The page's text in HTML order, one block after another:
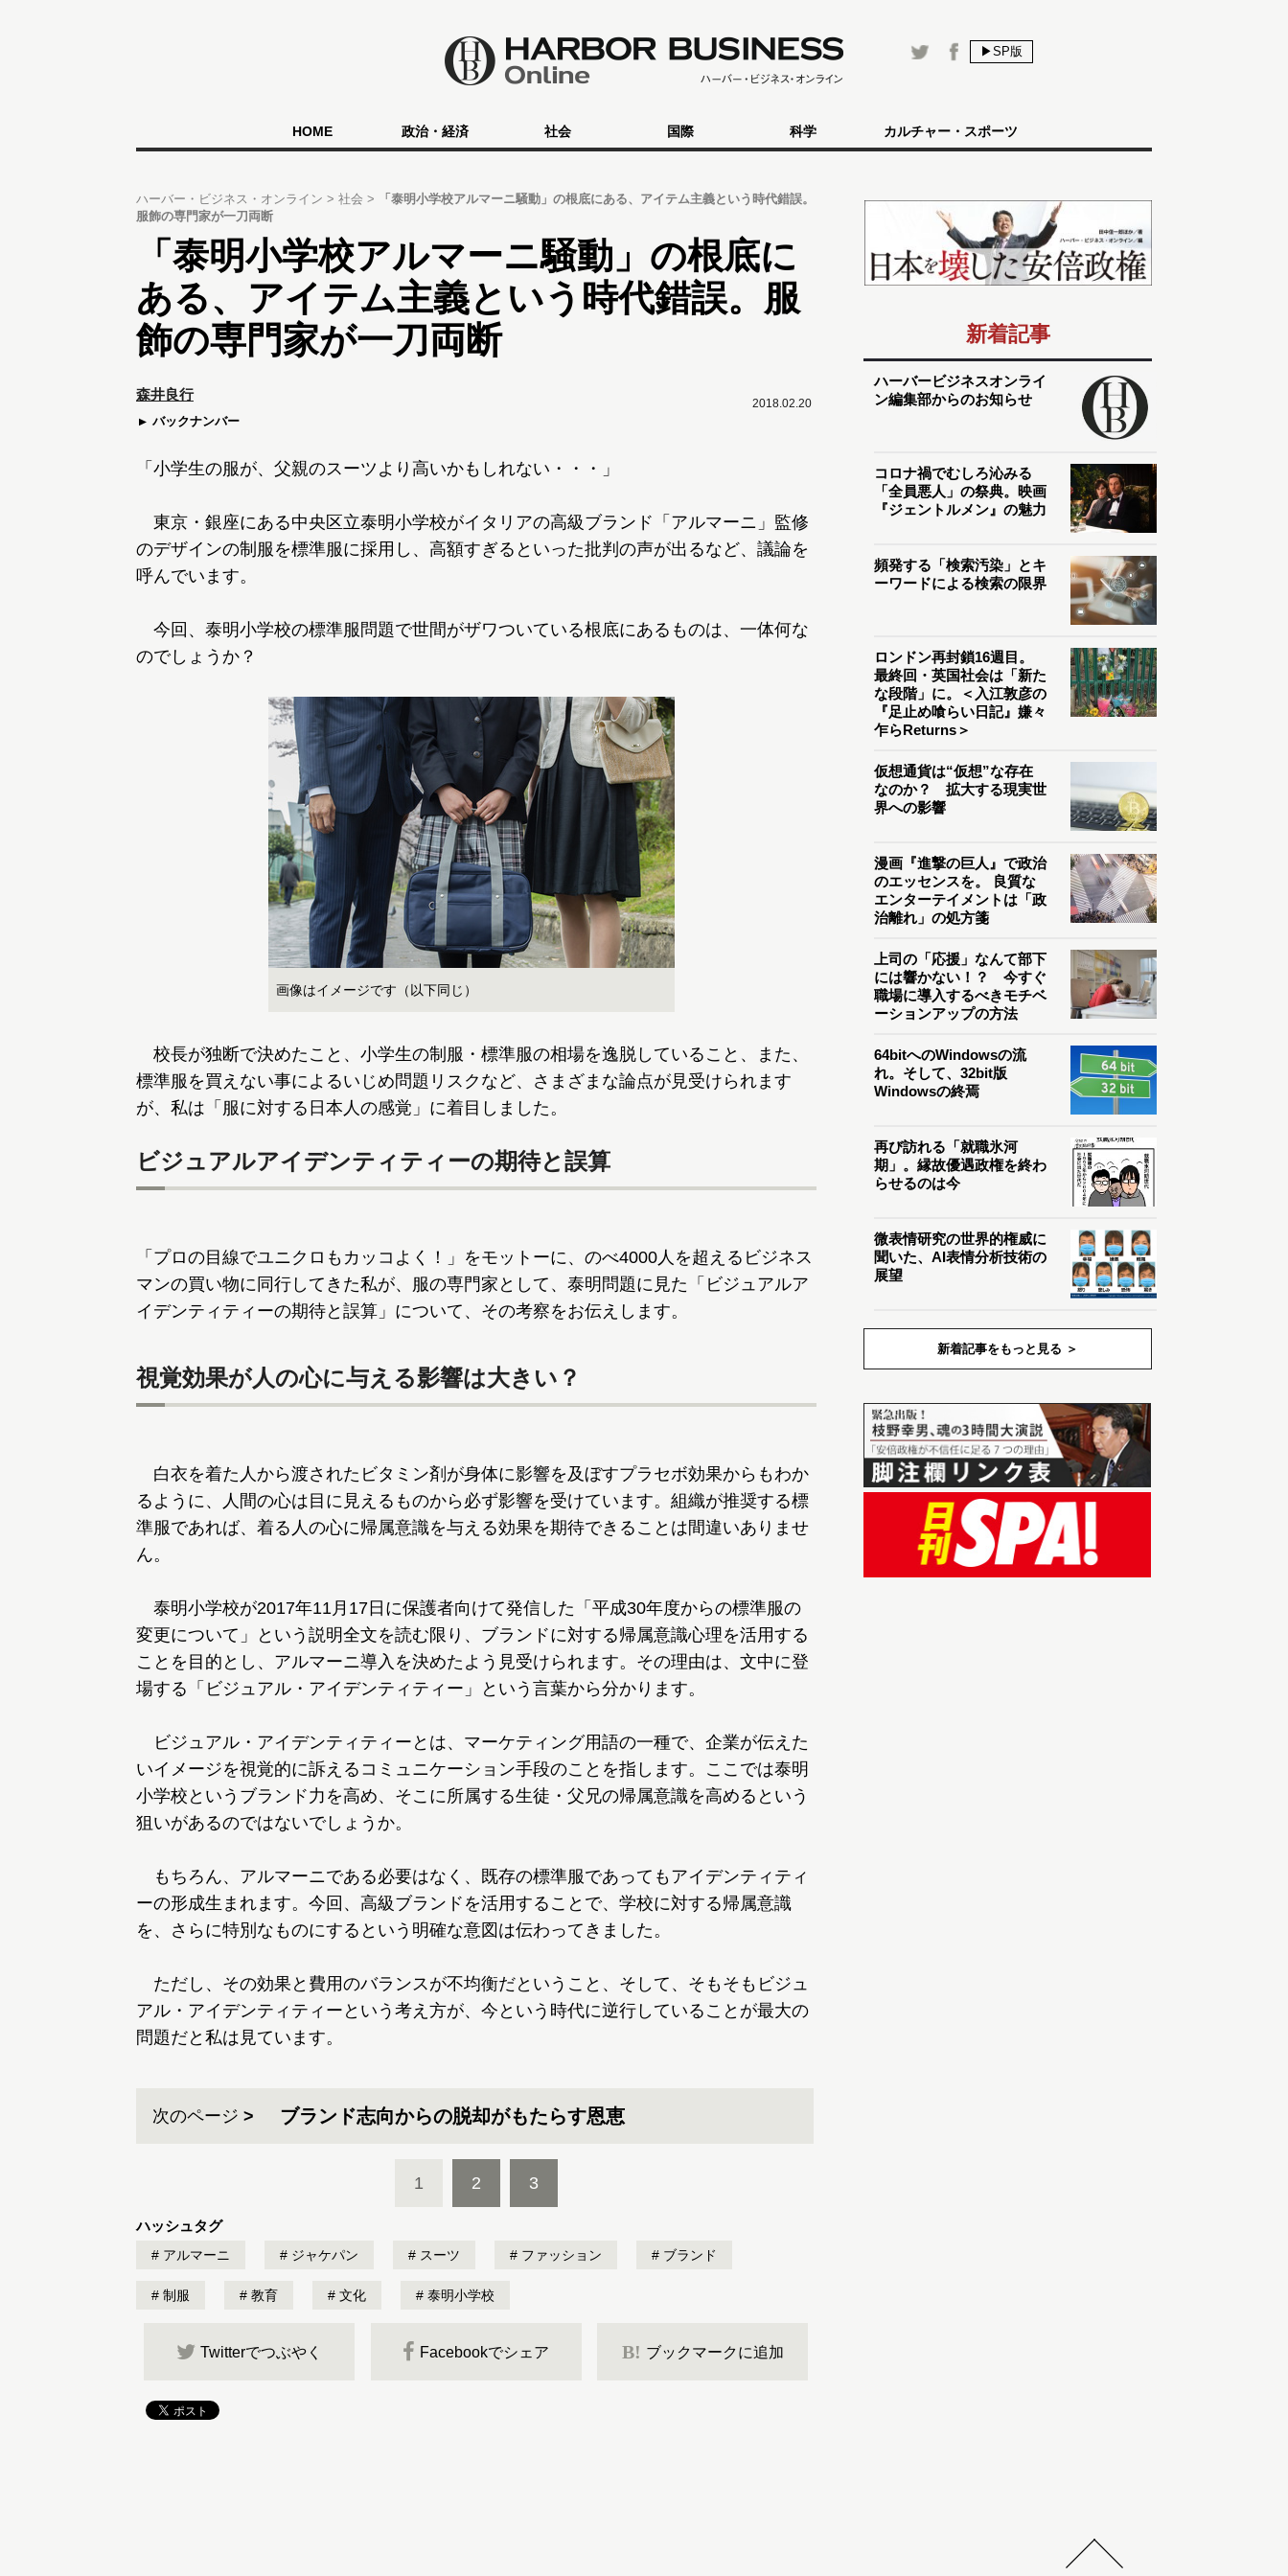
▶SP版
HOME 政治・経済 社会 国際 科学 カルチャー・スポーツ
ハーバー・ビジネス・オンライン 社会
「泰明小学校アルマーニ騒動」の根底にある、アイテム主義という時代錯誤。
服飾の専門家が一刀両断
「泰明小学校アルマーニ騒動」の根底に
ある、アイテム主義という時代錯誤。服
飾の専門家が一刀両断
2018.02.20
森井良行
バックナンバー
「小学生の服が、父親のスーツより高いかもしれない・・・」
東京・銀座にある中央区立泰明小学校がイタリアの高級ブランド「アルマーニ」監修
のデザインの制服を標準服に採用し、高額すぎるといった批判の声が出るなど、議論を
呼んでいます。
今回、泰明小学校の標準服問題で世間がザワついている根底にあるものは、一体何な
のでしょうか？
画像はイメージです（以下同じ）
校長が独断で決めたこと、小学生の制服・標準服の相場を逸脱していること、また、
標準服を買えない事によるいじめ問題リスクなど、さまざまな論点が見受けられます
が、私は「服に対する日本人の感覚」に着目しました。
ビジュアルアイデンティティーの期待と誤算
「プロの目線でユニクロもカッコよく！」をモットーに、のべ4000人を超えるビジネス
マンの買い物に同行してきた私が、服の専門家として、泰明問題に見た「ビジュアルア
イデンティティーの期待と誤算」について、その考察をお伝えします。
視覚効果が人の心に与える影響は大きい？
白衣を着た人から渡されたビタミン剤が身体に影響を及ぼすプラセボ効果からもわか
るように、人間の心は目に見えるものから必ず影響を受けています。組織が推奨する標
準服であれば、着る人の心に帰属意識を与える効果を期待できることは間違いありませ
ん。
泰明小学校が2017年11月17日に保護者向けて発信した「平成30年度からの標準服の
変更について」という説明全文を読む限り、ブランドに対する帰属意識心理を活用する
ことを目的とし、アルマーニ導入を決めたよう見受けられます。その理由は、文中に登
場する「ビジュアル・アイデンティティー」という言葉から分かります。
ビジュアル・アイデンティティーとは、マーケティング用語の一種で、企業が伝えた
いイメージを視覚的に訴えるコミュニケーション手段のことを指します。ここでは泰明
小学校というブランド力を高め、そこに所属する生徒・父兄の帰属意識を高めるという
狙いがあるのではないでしょうか。
もちろん、アルマーニである必要はなく、既存の標準服であってもアイデンティティ
ーの形成生まれます。今回、高級ブランドを活用することで、学校に対する帰属意識
を、さらに特別なものにするという明確な意図は伝わってきました。
ただし、その効果と費用のバランスが不均衡だということ、そして、そもそもビジュ
アル・アイデンティティーという考え方が、今という時代に逆行していることが最大の
問題だと私は見ています。
次のページ ブランド志向からの脱却がもたらす恩恵
1 2 3
ハッシュタグ
アルマーニ ジャケパン スーツ ファッション ブランド
制服 教育 文化 泰明小学校
Twitterでつぶやく Facebookでシェア B! ブックマークに追加
新着記事
ハーバービジネスオンライ
ン編集部からのお知らせ
コロナ禍でむしろ沁みる
「全員悪人」の祭典。映画
『ジェントルメン』の魅力
頻発する「検索汚染」とキ
ーワードによる検索の限界
ロンドン再封鎖16週目。
最終回・英国社会は「新た
な段階」に。＜入江敦彦の
『足止め喰らい日記』嫌々
乍らReturns＞
仮想通貨は“仮想”な存在
なのか？ 拡大する現実世
界への影響
漫画『進撃の巨人』で政治
のエッセンスを。 良質な
エンターテイメントは「政
治離れ」の処方箋
上司の「応援」なんて部下
には響かない！？ 今すぐ
職場に導入するべきモチベ
ーションアップの方法
64bitへのWindowsの流
れ。そして、32bit版
Windowsの終焉
再び訪れる「就職氷河
期」。縁故優遇政権を終わ
らせるのは今
微表情研究の世界的権威に
聞いた、AI表情分析技術の
展望
新着記事をもっと見る